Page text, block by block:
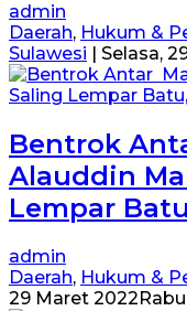
admin
Daerah, Hukum &
Sulawesi
Selasa,
Bentrok
Alauddin
Lempar
admin
Daerah, Hukum &
29 Maret 2022